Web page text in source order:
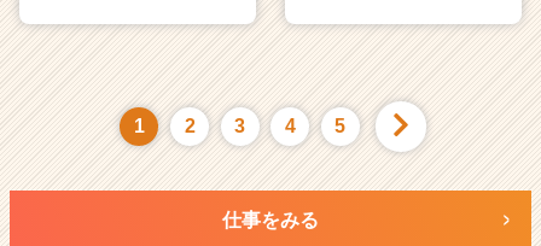
1 2 3 4 5
仕事をみる